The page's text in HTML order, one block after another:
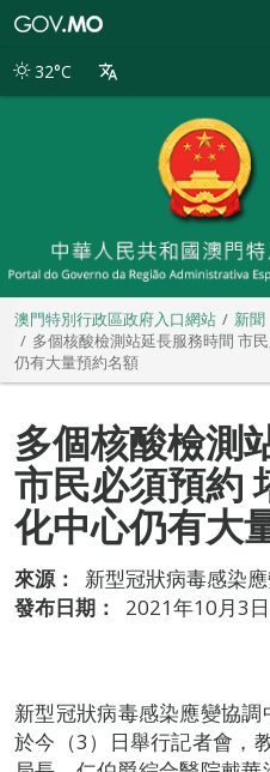
別
32°C
澳門特別行政區政府入口網站
新聞
多個核酸檢測站延長服務時間 市
仍有大量預約名額
多個核酸檢測
市民必須預約
化中心仍有大
來源：
新型冠狀病毒感染
發布日期：
2021年10月3
新型冠狀病毒感染應變協調
於今（3）日舉行記者會，